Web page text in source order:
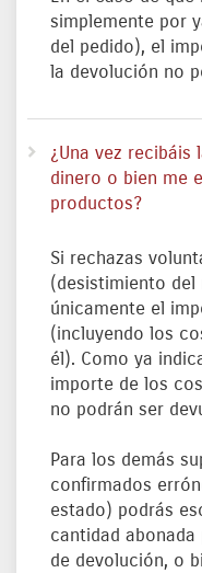
simplemente por
del pedido), el
la devolución no
¿Una vez recibáis
dinero o bien me
productos?
Si rechazas
(desistimiento del
únicamente el
(incluyendo los
él). Como ya
importe de los
no podrán ser
Para los demás
confirmados
estado) podrás
cantidad
de devolución, o